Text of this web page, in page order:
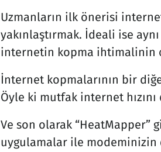
Uzmanların ilk önerisi
yakınlaştırmak. İdeali ise
internetin kopma ihtimalinin
İnternet kopmalarının bir
Öyle ki mutfak internet
Ve son olarak “HeatMapper”
uygulamalar ile modeminizin